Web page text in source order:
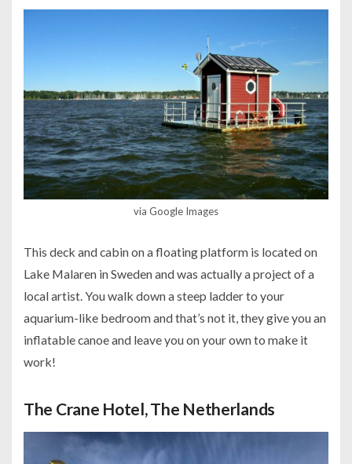
via Google Images
This deck and cabin on a floating platform is located on
Lake Malaren in Sweden and was actually a project of a
local artist. You walk down a steep ladder to your
aquarium-like bedroom and that’s not it, they give you an
inflatable canoe and leave you on your own to make it
work!
The Crane Hotel, The Netherlands